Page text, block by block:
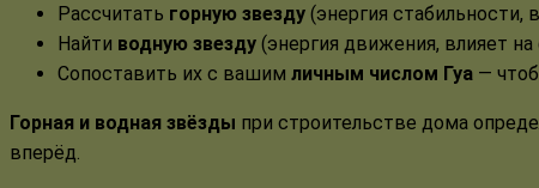
Рассчитать горную звезду (энергия стабильности,
Найти водную звезду (энергия движения, влияет
Сопоставить их с вашим личным числом Гуа —
Горная и водная звёзды при строительстве дома
вперёд.